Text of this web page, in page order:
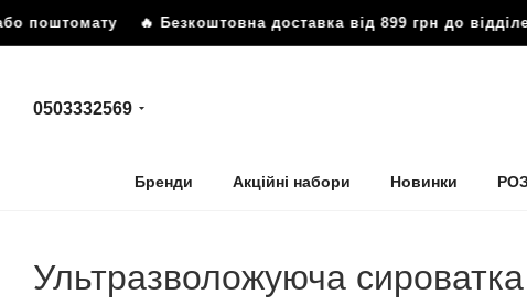
поштомату🔥 Безкоштовна доставка від 899 грн до
0503332569
Бренди Акційні набори Новинки
Ультразволожуюча